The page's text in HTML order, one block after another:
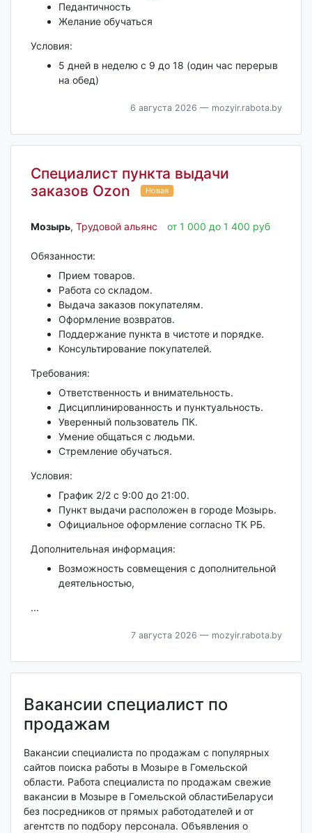
Педантичность
Желание обучаться
Условия:
5 дней в неделю с 9 до 18 (один час перерыв
на обед)
6 августа 2026 — mozyir.rabota.by
Специалист пункта выдачи
заказов Ozon
Новая
Мозырь‎, Трудовой альянс от 1 000 до 1 400 руб
Обязанности:
Прием товаров.
Работа со складом.
Выдача заказов покупателям.
Оформление возвратов.
Поддержание пункта в чистоте и порядке.
Консультирование покупателей.
Требования:
Ответственность и внимательность.
Дисциплинированность и пунктуальность.
Уверенный пользователь ПК.
Умение общаться с людьми.
Стремление обучаться.
Условия:
График 2/2 с 9:00 до 21:00.
Пункт выдачи расположен в городе Мозырь.
Официальное оформление согласно ТК РБ.
Дополнительная информация:
Возможность совмещения с дополнительной
деятельностью,
...
7 августа 2026 — mozyir.rabota.by
Вакансии специалист по
продажам
Вакансии специалиста по продажам с популярных
сайтов поиска работы в Мозыре в Гомельской
области. Работа специалиста по продажам свежие
вакансии в Мозыре в Гомельской областиБеларуси
без посредников от прямых работодателей и от
агентств по подбору персонала. Объявления о